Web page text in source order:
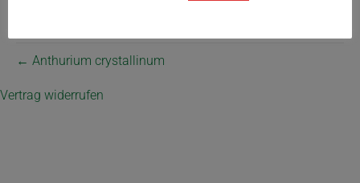
← Anthurium crystallinum
Vertrag widerrufen